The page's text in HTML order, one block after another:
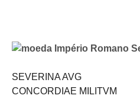
SEVERINA AVG
CONCORDIAE MILITVM